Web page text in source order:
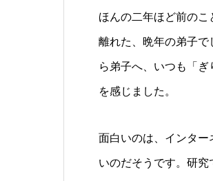
ほんの二年ほど前の
離れた、晩年の弟子
ら弟子へ、いつも「
を感じました。
面白いのは、インター
いのだそうです。研究